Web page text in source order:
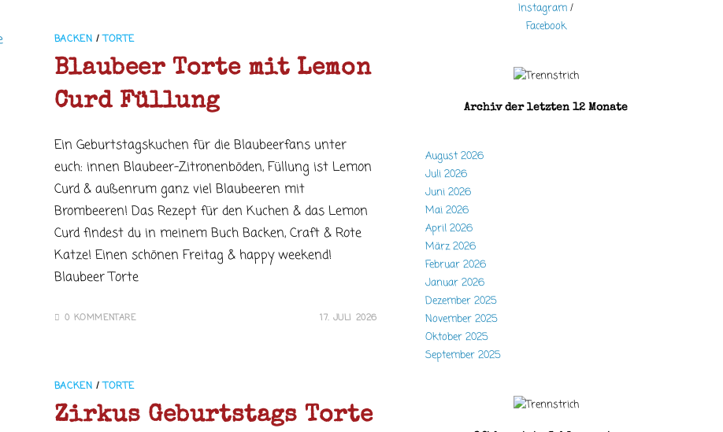
BACKEN /TORTE
Blaubeer Torte mit Lemon
Curd Füllung
Ein Geburtstagskuchen für die Blaubeerfans unter
euch: innen Blaubeer-Zitronenböden, Füllung ist Lemon
Curd & außenrum ganz viel Blaubeeren mit
Brombeeren! Das Rezept für den Kuchen & das Lemon
Curd findest du in meinem Buch Backen, Craft & Rote
Katze! Einen schönen Freitag & happy weekend!
Blaubeer Torte
0 KOMMENTARE 17. JULI 2026
BACKEN /TORTE
Zirkus Geburtstags Torte
Instagram /
Facebook
Archiv der letzten 12 Monate
August 2026
Juli 2026
Juni 2026
Mai 2026
April 2026
März 2026
Februar 2026
Januar 2026
Dezember 2025
November 2025
Oktober 2025
September 2025